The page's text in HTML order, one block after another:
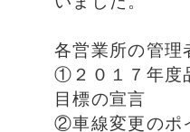
各営業所の管理
①２０１７年度
目標の宣言
②車線変更のポ